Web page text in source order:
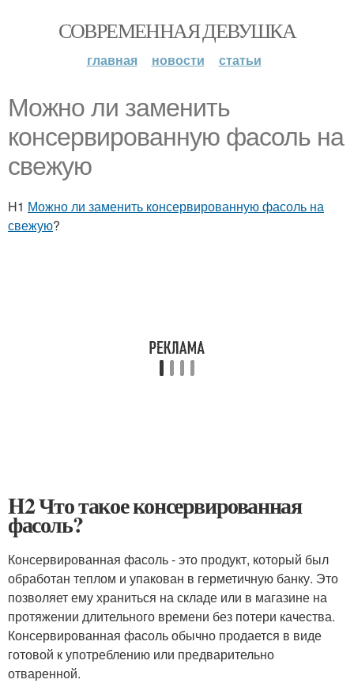
СОВРЕМЕННАЯ ДЕВУШКА
главная новости статьи
Можно ли заменить
консервированную фасоль на
свежую
H1 Можно ли заменить консервированную фасоль на
свежую?
H2 Что такое консервированная
фасоль?
Консервированная фасоль - это продукт, который был
обработан теплом и упакован в герметичную банку. Это
позволяет ему храниться на складе или в магазине на
протяжении длительного времени без потери качества.
Консервированная фасоль обычно продается в виде
готовой к употреблению или предварительно
отваренной.